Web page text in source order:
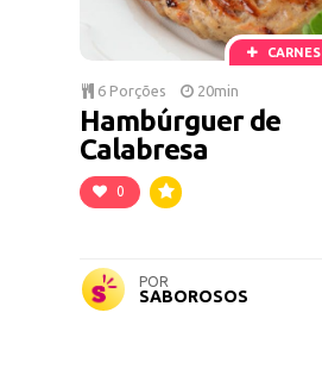
CARNES
6 Porções 20min
Hambúrguer de
Calabresa
0
POR
SABOROSOS